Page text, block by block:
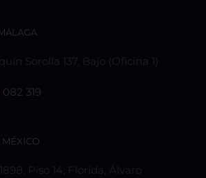
Sorolla 137, Bajo (Oficina 1)
082 319
MÉXICO
Piso 14, Florida, Álvaro